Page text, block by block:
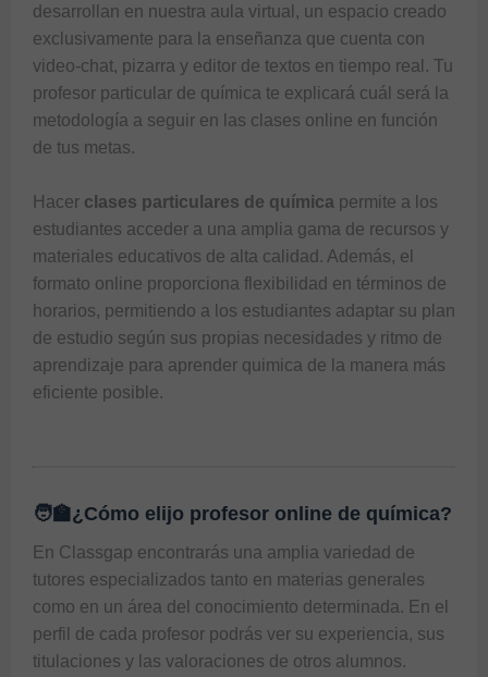
desarrollan en nuestra aula virtual, un espacio creado
exclusivamente para la enseñanza que cuenta con
video-chat, pizarra y editor de textos en tiempo real. Tu
profesor particular de química te explicará cuál será la
metodología a seguir en las clases online en función
de tus metas.
Hacer clases particulares de química permite a los
estudiantes acceder a una amplia gama de recursos y
materiales educativos de alta calidad. Además, el
formato online proporciona flexibilidad en términos de
horarios, permitiendo a los estudiantes adaptar su plan
de estudio según sus propias necesidades y ritmo de
aprendizaje para aprender quimica de la manera más
eficiente posible.
🧑‍🏫¿Cómo elijo profesor online de química?
En Classgap encontrarás una amplia variedad de
tutores especializados tanto en materias generales
como en un área del conocimiento determinada. En el
perfil de cada profesor podrás ver su experiencia, sus
titulaciones y las valoraciones de otros alumnos.